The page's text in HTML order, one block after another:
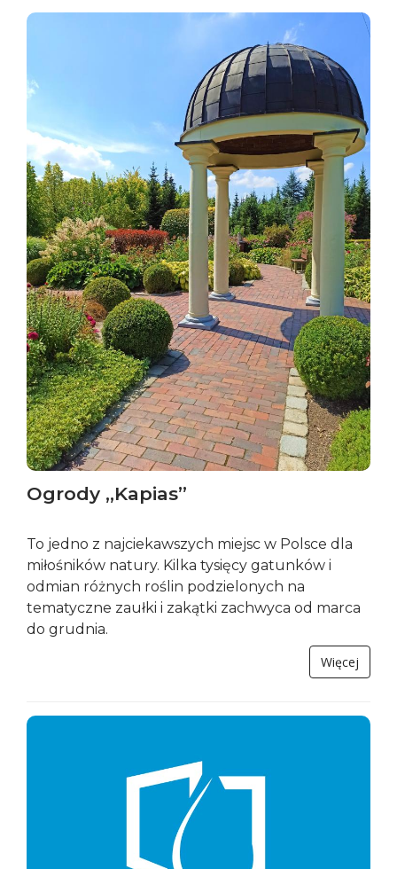
Ogrody „Kapias”
To jedno z najciekawszych miejsc w Polsce dla
miłośników natury. Kilka tysięcy gatunków i
odmian różnych roślin podzielonych na
tematyczne zaułki i zakątki zachwyca od marca
do grudnia.
Więcej